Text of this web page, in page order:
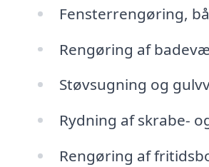
Fensterrengøring,
Rengøring af
Støvsugning og
Rydning af skrabe-
Rengøring af